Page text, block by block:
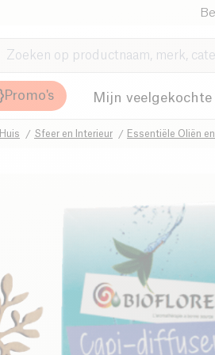
Promo's Mijn
Huis Sfeer en Interieur Essentiële Oliën